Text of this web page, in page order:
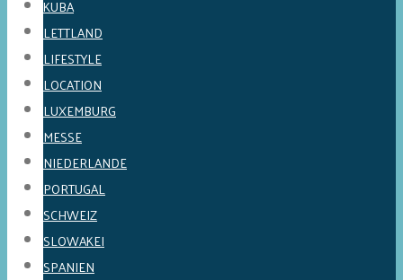
KUBA
LETTLAND
LIFESTYLE
LOCATION
LUXEMBURG
MESSE
NIEDERLANDE
PORTUGAL
SCHWEIZ
SLOWAKEI
SPANIEN